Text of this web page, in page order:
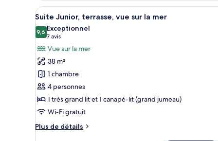
sur
la
mer
supérieure
double,
balcon,
vue
la
mer
Afficher
toutes
les
photos
pour
ce
type
de
chambre :
Suite
Junior,
Une chambre spacieuse avec
21
Suite Junior, terrasse, vue sur la mer
9,69,6 sur 10
Exceptionnel
7 avis
(7 avis)
Vue sur la mer
38 m²
1 chambre
4 personnes
1 très grand lit et 1 canapé-lit (grand jumeau)
Wi-Fi gratuit
Plus de détails
Plus